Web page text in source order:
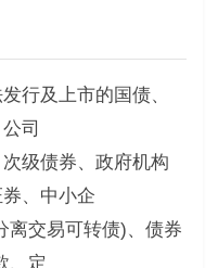
行及上市的国债、
司
级债券、政府机构
、中小企
离交易可转债)、债券
、定